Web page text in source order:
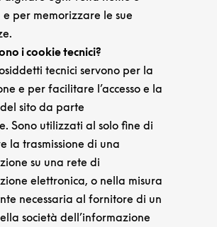
e per memorizzare le sue
i cookie tecnici?
tecnici servono per la
e per facilitare l’accesso e la
sito da parte
Sono utilizzati al solo fine di
la trasmissione di una
su una rete di
elettronica, o nella misura
necessaria al fornitore di un
società dell’informazione